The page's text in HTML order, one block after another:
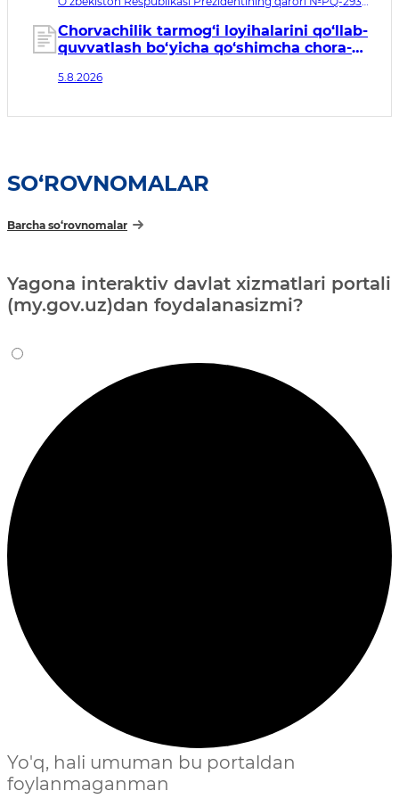
06.08.2026
Chorvachilik tarmog‘i loyihalarini qo‘llab-
quvvatlash bo‘yicha qo‘shimcha chora-
5.8.2026
SO‘ROVNOMALAR
Barcha so‘rovnomalar
Yagona interaktiv davlat xizmatlari portali
(my.gov.uz)dan foydalanasizmi?
Yo'q, hali umuman bu portaldan
foylanmaganman